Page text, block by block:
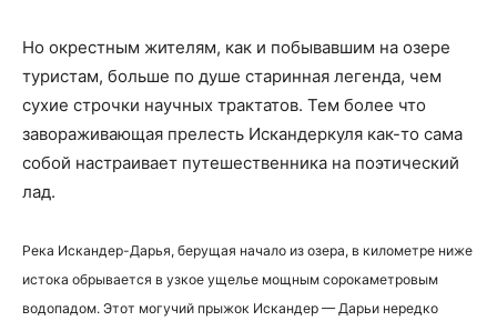
Но окрестным жителям, как и побывавшим на озере
туристам, больше по душе старинная легенда, чем
сухие строчки научных трактатов. Тем более что
завораживающая прелесть Искандеркуля как-то сама
собой настраивает путешественника на поэтический
лад.
Река Искандер-Дарья, берущая начало из озера, в километре ниже
истока обрывается в узкое ущелье мощным сорокаметровым
водопадом. Этот могучий прыжок Искандер — Дарьи нередко